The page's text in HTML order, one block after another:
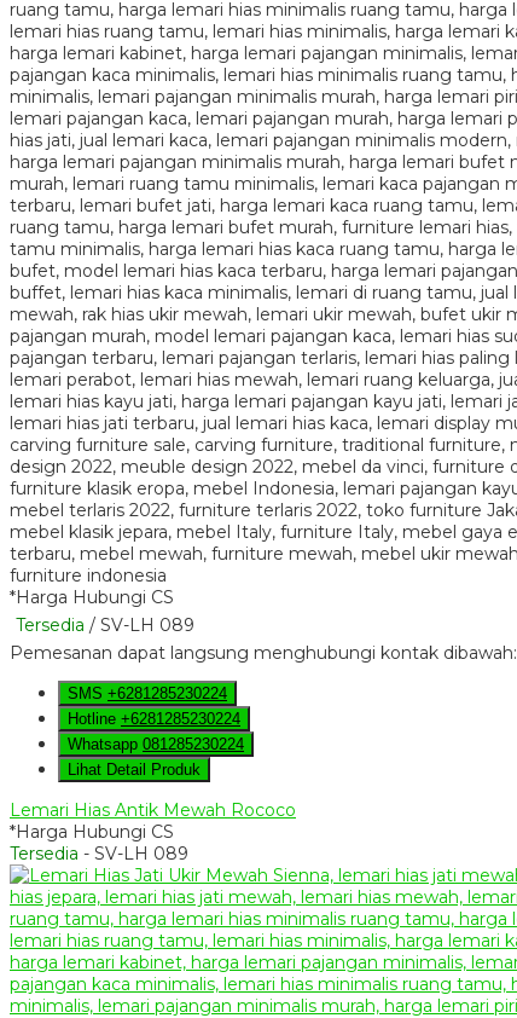
*Harga Hubungi CS
Tersedia / SV-LH 089
Pemesanan dapat langsung menghubungi kontak dibawah:
SMS +6281285230224
Hotline +6281285230224
Whatsapp 081285230224
Lihat Detail Produk
Lemari Hias Antik Mewah Rococo
*Harga Hubungi CS
Tersedia - SV-LH 089